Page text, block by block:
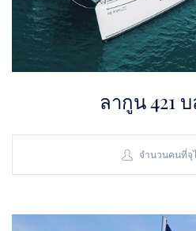
ลากูน 421
จำนวนคนที่จุ